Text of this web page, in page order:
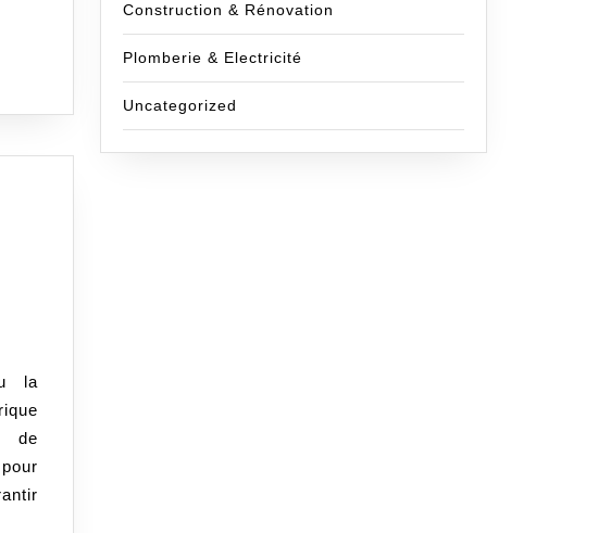
de
Construction & Rénovation
Plomberie & Electricité
Uncategorized